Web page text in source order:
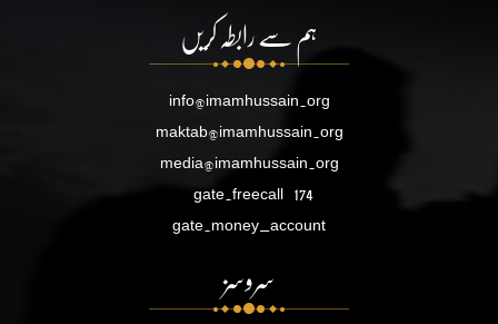
ہم سے رابطہ کریں
info@imamhussain.org
maktab@imamhussain.org
media@imamhussain.org
gate.freecall 174
gate.money_account
سروسز